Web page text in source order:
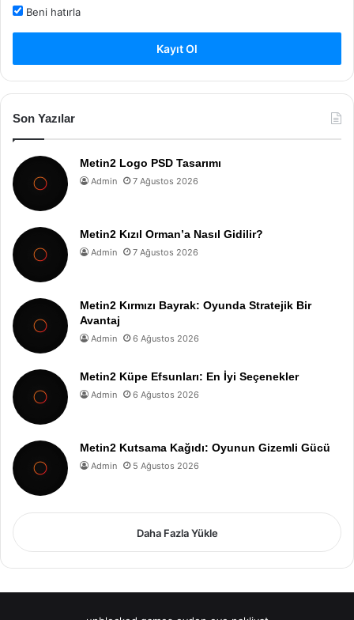
Beni hatırla
Kayıt Ol
Son Yazılar
Metin2 Logo PSD Tasarımı
Admin 7 Ağustos 2026
Metin2 Kızıl Orman’a Nasıl Gidilir?
Admin 7 Ağustos 2026
Metin2 Kırmızı Bayrak: Oyunda Stratejik Bir
Avantaj
Admin 6 Ağustos 2026
Metin2 Küpe Efsunları: En İyi Seçenekler
Admin 6 Ağustos 2026
Metin2 Kutsama Kağıdı: Oyunun Gizemli Gücü
Admin 5 Ağustos 2026
Daha Fazla Yükle